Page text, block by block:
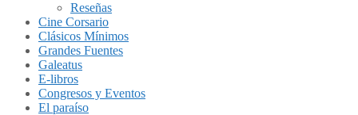
Reseñas
Cine Corsario
Clásicos Mínimos
Grandes Fuentes
Galeatus
E-libros
Congresos y Eventos
El paraíso